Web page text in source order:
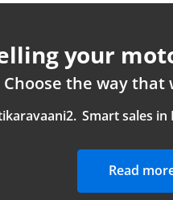
your
Choose the way that
2. Smart sales
Read